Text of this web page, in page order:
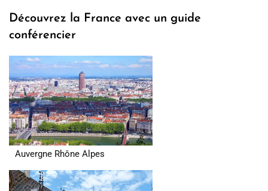
309.00€
Découvrez la France avec un guide
conférencier
Auvergne Rhône Alpes